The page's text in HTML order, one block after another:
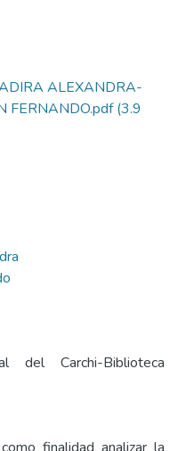
ALEXANDRA-
FERNANDO.pdf(3.9
del Carchi-Biblioteca